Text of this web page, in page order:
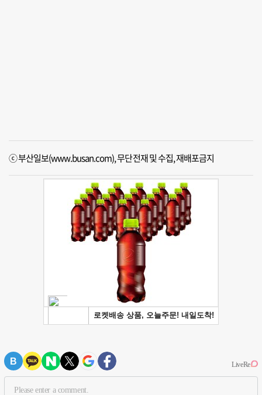
ⓒ 부산일보(www.busan.com), 무단전재 및 수집, 재배포금지